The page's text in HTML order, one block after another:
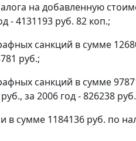
на добавленную
- 4131193 руб. 82 коп.;
санкций в сумме
руб.;
санкций в сумме
за 2006 год - 826238
в сумме 1184136 руб. по